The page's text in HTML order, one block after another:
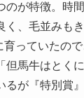
が特徴。時
、毛並みも
っていたの
馬牛はとく
が『特別賞